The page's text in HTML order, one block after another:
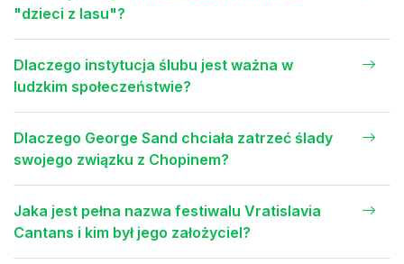
"dzieci z lasu"?
Dlaczego instytucja ślubu jest ważna w
ludzkim społeczeństwie?
Dlaczego George Sand chciała zatrzeć ślady
swojego związku z Chopinem?
Jaka jest pełna nazwa festiwalu Vratislavia
Cantans i kim był jego założyciel?